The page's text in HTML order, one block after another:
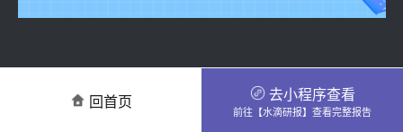
回首页 去小程序查看
前往【水滴研报】查看完整报告